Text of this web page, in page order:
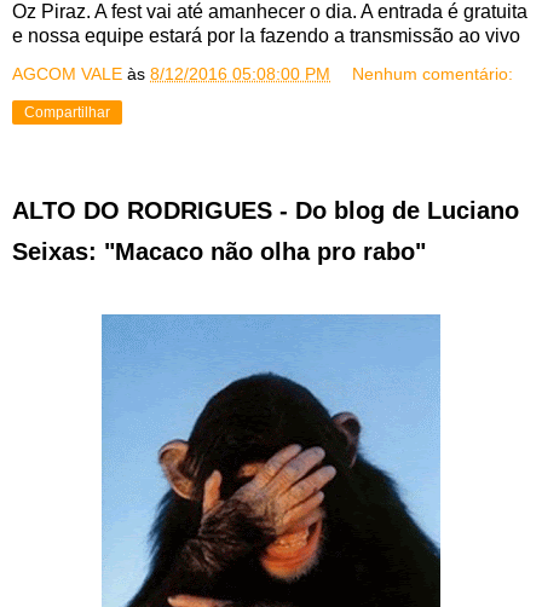
Oz Piraz. A fest vai até amanhecer o dia. A entrada é gratuita
e nossa equipe estará por la fazendo a transmissão ao vivo
AGCOM VALE às 8/12/2016 05:08:00 PM Nenhum comentário:
Compartilhar
ALTO DO RODRIGUES - Do blog de Luciano
Seixas: "Macaco não olha pro rabo"